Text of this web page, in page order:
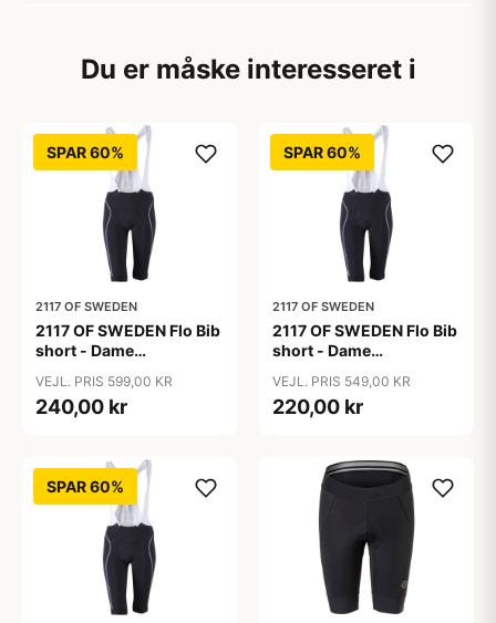
Du er måske interesseret i
SPAR 60%
2117 OF SWEDEN
2117 OF SWEDEN Flo Bib
short - Dame
Sort - Str. 36
VEJL. PRIS 599,00 KR
240,00 kr
SPAR 60%
2117 OF SWEDEN
2117 OF SWEDEN Flo Bib
short - Dame
Sort - Str. 38
VEJL. PRIS 549,00 KR
220,00 kr
SPAR 60%